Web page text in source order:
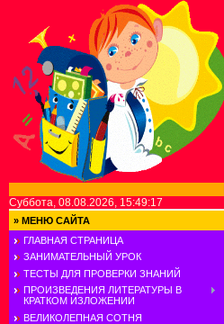
Суббота, 08.08.2026, 15:49:17
» МЕНЮ САЙТА
ГЛАВНАЯ СТРАНИЦА
ЗАНИМАТЕЛЬНЫЙ УРОК
ТЕСТЫ ДЛЯ ПРОВЕРКИ ЗНАНИЙ
ПРОИЗВЕДЕНИЯ ЛИТЕРАТУРЫ В
КРАТКОМ ИЗЛОЖЕНИИ
ВЕЛИКОЛЕПНАЯ СОТНЯ